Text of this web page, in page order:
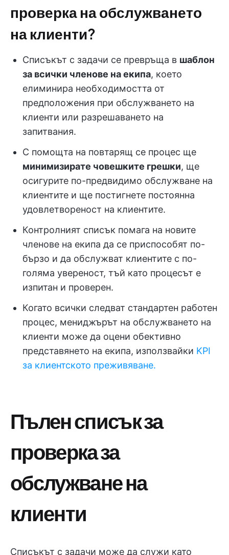
проверка на обслужването
на клиенти?
Списъкът с задачи се превръща в шаблон
за всички членове на екипа, което
елиминира необходимостта от
предположения при обслужването на
клиенти или разрешаването на
запитвания.
С помощта на повтарящ се процес ще
минимизирате човешките грешки, ще
осигурите по-предвидимо обслужване на
клиентите и ще постигнете постоянна
удовлетвореност на клиентите.
Контролният списък помага на новите
членове на екипа да се приспособят по-
бързо и да обслужват клиентите с по-
голяма увереност, тъй като процесът е
изпитан и проверен.
Когато всички следват стандартен работен
процес, мениджърът на обслужването на
клиенти може да оцени обективно
представянето на екипа, използвайки KPI
за клиентското преживяване.
Пълен списък за
проверка за
обслужване на
клиенти
Списъкът с задачи може да служи като